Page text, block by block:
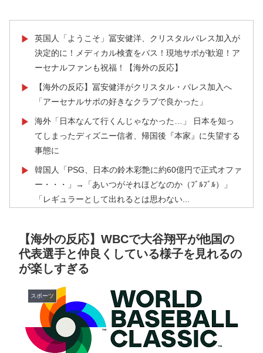
▶
英国人「ようこそ」冨安健洋、クリスタルパレス加入が
決定的に！メディカル検査をパス！現地サポが歓迎！ア
ーセナルファンも祝福！【海外の反応】
▶
【海外の反応】冨安健洋がクリスタル・パレス加入へ
「アーセナルサポの好きなクラブで良かった」
▶
海外「日本なんて行くんじゃなかった…」 日本を知っ
てしまったディズニー信者、帰国後『本家』に失望する
事態に
▶
韓国人「PSG、日本の鈴木彩艶に約60億円で正式オファ
ー・・・」→「あいつがそれほどなのか（ﾌﾞﾙﾌﾞﾙ）」
「レギュラーとして出れるとは思わない...
イマナガ節を炸裂「NPBでは面白さが必須条件なの？」
▶ 【激震】韓国人「韓国サッカー協会、W杯・五輪で複数
回の性接待を行い審判を買収していたことが発覚…（ﾌﾞ
▶ 【悲報】中川翔子(41)「Xはもう愚痴だらけだから開き
たくない」
▶
韓国人「日本でヤバい作品ばかりアニメ化してて心配に
なる…」
【海外の反応】WBCで大谷翔平が他国の
代表選手と仲良くしている様子を見れるの
が楽しすぎる
スポーツ